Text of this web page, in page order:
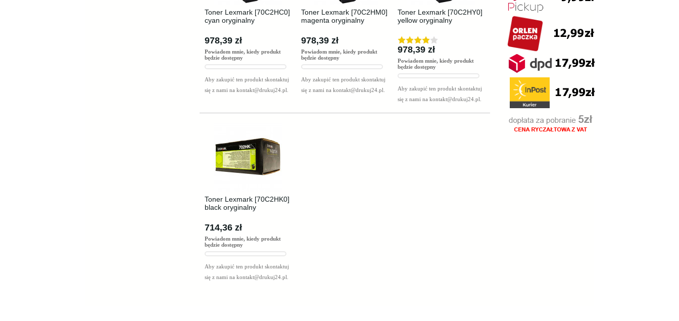
Toner Lexmark [70C2HC0]
cyan oryginalny
978,39 zł
Powiadom mnie, kiedy produkt
będzie dostępny
Aby zakupić ten produkt skontaktuj
się z nami na kontakt@drukuj24.pl
Toner Lexmark [70C2HM0]
magenta oryginalny
978,39 zł
Powiadom mnie, kiedy produkt
będzie dostępny
Aby zakupić ten produkt skontaktuj
się z nami na kontakt@drukuj24.pl
Toner Lexmark [70C2HY0]
yellow oryginalny
978,39 zł
Powiadom mnie, kiedy produkt
będzie dostępny
Aby zakupić ten produkt skontaktuj
się z nami na kontakt@drukuj24.pl
Toner Lexmark [70C2HK0]
black oryginalny
714,36 zł
Powiadom mnie, kiedy produkt
będzie dostępny
Aby zakupić ten produkt skontaktuj
się z nami na kontakt@drukuj24.pl